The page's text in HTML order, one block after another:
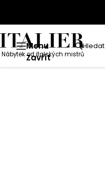
Menu
Zavřít
Hledat
Nábytek od italských mistrů